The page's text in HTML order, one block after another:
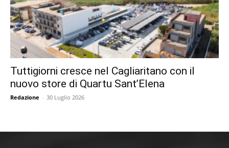
Tuttigiorni cresce nel Cagliaritano con il
nuovo store di Quartu Sant’Elena
Redazione - 30 Luglio 2026